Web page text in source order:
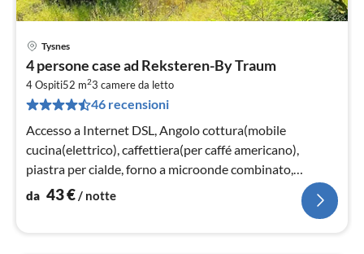
Tysnes
4 persone case ad Reksteren-By Traum
4 Ospiti52 m23 camere da letto
46 recensioni
Accesso a Internet DSL, Angolo cottura(mobile
cucina(elettrico), caffettiera(per caffé americano),
piastra per cialde, forno a microonde combinato,
congelatore(200-249L)
da 43€/ notte